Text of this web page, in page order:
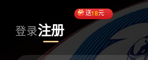
登录注册
送18元